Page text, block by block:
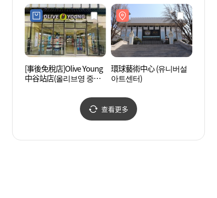
[事後免稅店]Olive Young
中谷站店(올리브영 중곡
環球藝術中心 (유니버설
아트센터)
查看更多